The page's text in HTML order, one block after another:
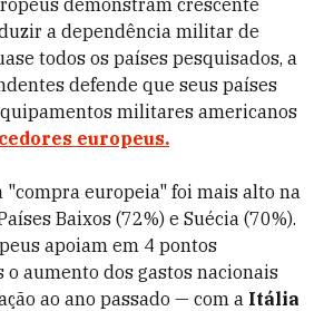
demonstram crescente
a dependência militar de
todos os países pesquisados, a
defende que seus países
militares americanos
europeus.
"compra europeia" foi mais alto na
Baixos (72%) e Suécia (70%).
apoiam em 4 pontos
aumento dos gastos nacionais
ao ano passado — com a Itália